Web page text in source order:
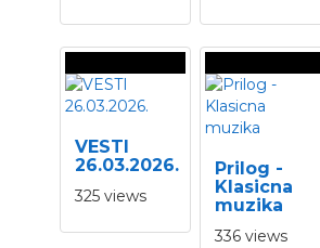
VESTI
26.03.2026.
325 views
Prilog -
Klasicna
muzika
336 views